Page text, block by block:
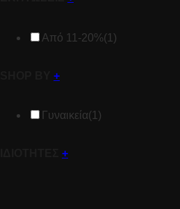
Από 11-20%(1)
+
Γυναικεία(1)
+